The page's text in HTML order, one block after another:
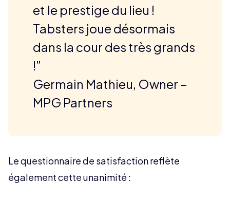
et le prestige du lieu !
Tabsters joue désormais
dans la cour des très grands
!”
Germain Mathieu, Owner –
MPG Partners
Le questionnaire de satisfaction reflète
également cette unanimité :